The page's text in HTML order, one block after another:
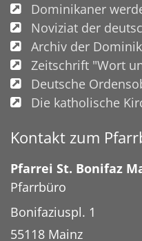
Dominikaner
Noviziat der
Archiv der
Zeitschrift "Wort
Deutsche
Die katholische
Kontakt zum
Pfarrei St. Bonifaz
Pfarrbüro
Bonifaziuspl. 1
55118 Mainz